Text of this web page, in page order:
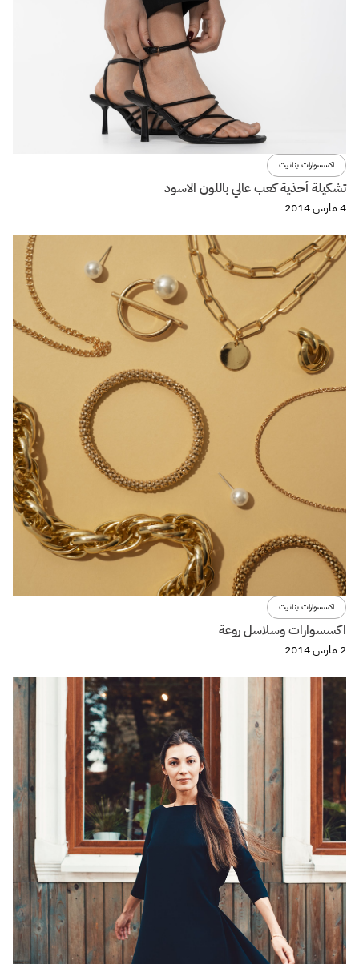
اكسسوارات بنانيت
تشكيلة أحذية كعب عالي باللون الاسود
4 مارس 2014
اكسسوارات بنانيت
اكسسوارات وسلاسل روعة
2 مارس 2014